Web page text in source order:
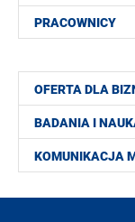
PRACOWNICY
OFERTA DLA
BADANIA I
KOMUNIKACJA